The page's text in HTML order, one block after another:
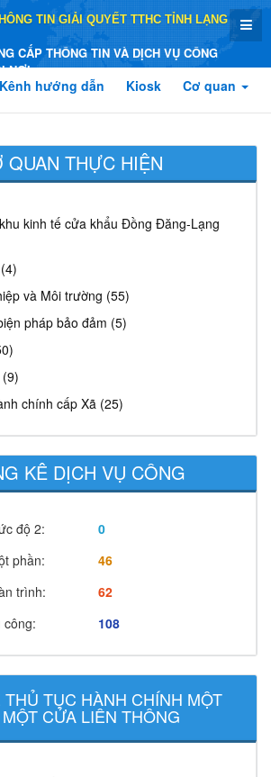
TIN GIẢI QUYẾT TTHC TỈNH LẠNG
CẤP THÔNG TIN VÀ DỊCH VỤ CÔNG
NƠI
Kênh hướng dẫn Kiosk Cơ quan
QUAN THỰC HIỆN
kinh tế cửa khẩu Đồng Đăng-Lạng
và Môi trường (55)
pháp bảo đảm (5)
chính cấp Xã (25)
KÊ DỊCH VỤ CÔNG
độ 2:
0
phần:
46
trình:
62
công:
108
TỤC HÀNH CHÍNH MỘT
CỬA LIÊN THÔNG